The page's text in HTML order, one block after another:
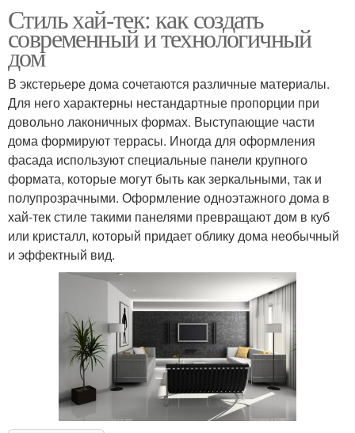
Стиль хай-тек: как создать
современный и технологичный
дом
В экстерьере дома сочетаются различные материалы.
Для него характерны нестандартные пропорции при
довольно лаконичных формах. Выступающие части
дома формируют террасы. Иногда для оформления
фасада используют специальные панели крупного
формата, которые могут быть как зеркальными, так и
полупрозрачными. Оформление одноэтажного дома в
хай-тек стиле такими панелями превращают дом в куб
или кристалл, который придает облику дома необычный
и эффектный вид.